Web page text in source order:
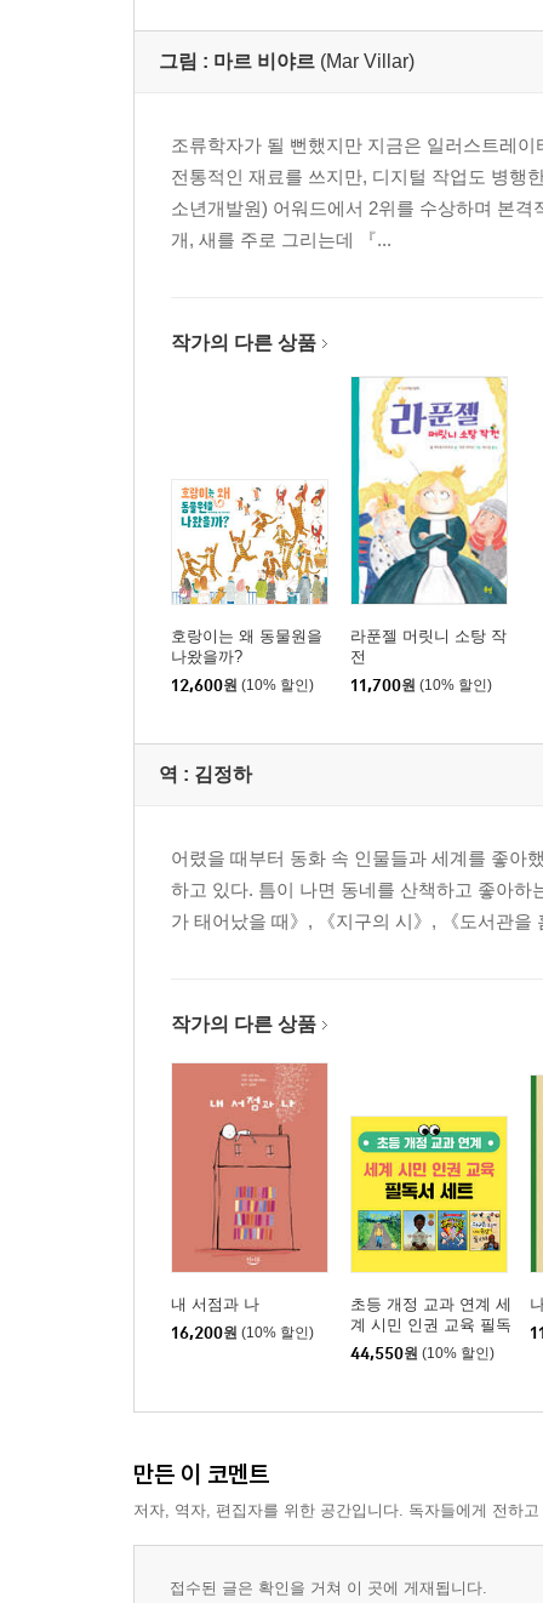
그림 : 마르 비야르 (Mar Villar)
조류학자가 될 뻔했지만 지금은 일러스트레
전통적인 재료를 쓰지만, 디지털 작업도 병행
소년개발원) 어워드에서 2위를 수상하며 본
개, 새를 주로 그리는데 『...
작가의 다른 상품
호랑이는 왜 동물원을
나왔을까?
12,600원 (10% 할인)
라푼젤 머릿니 소탕 작
전
11,700원 (10% 할인)
역 : 김정하
어렸을 때부터 동화 속 인물들과 세계를 좋아
하고 있다. 틈이 나면 동네를 산책하고 좋아
가 태어났을 때》, 《지구의 시》, 《도서관을
작가의 다른 상품
내 서점과 나
16,200원 (10% 할인)
초등 개정 교과 연계 세
계 시민 인권 교육 필독
서 세트
44,550원 (10% 할인)
만든 이 코멘트
저자, 역자, 편집자를 위한 공간입니다. 독자들에게 전하
접수된 글은 확인을 거쳐 이 곳에 게재됩니다.